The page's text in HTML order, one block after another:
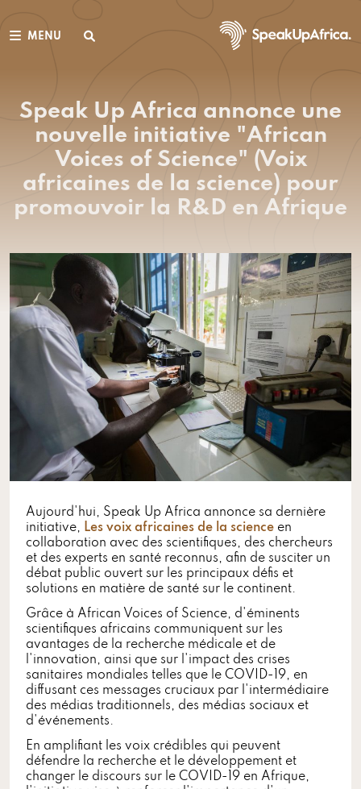
MENU
Speak Up Africa annonce une
nouvelle initiative "African
Voices of Science" (Voix
africaines de la science) pour
promouvoir la R&D en Afrique
Aujourd'hui, Speak Up Africa annonce sa dernière
initiative, Les voix africaines de la science en
collaboration avec des scientifiques, des chercheurs
et des experts en santé reconnus, afin de susciter un
débat public ouvert sur les principaux défis et
solutions en matière de santé sur le continent.
Grâce à African Voices of Science, d'éminents
scientifiques africains communiquent sur les
avantages de la recherche médicale et de
l'innovation, ainsi que sur l'impact des crises
sanitaires mondiales telles que le COVID-19, en
diffusant ces messages cruciaux par l'intermédiaire
des médias traditionnels, des médias sociaux et
d'événements.
En amplifiant les voix crédibles qui peuvent
défendre la recherche et le développement et
changer le discours sur le COVID-19 en Afrique,